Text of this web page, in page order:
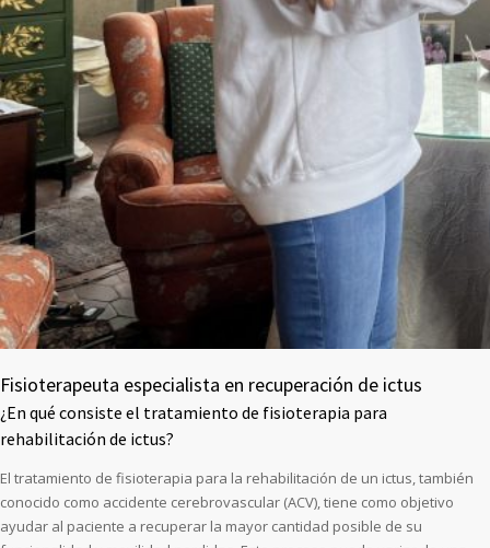
Fisioterapeuta especialista en recuperación de ictus
¿En qué consiste el tratamiento de fisioterapia para
rehabilitación de ictus?
El tratamiento de fisioterapia para la rehabilitación de un ictus, también
conocido como accidente cerebrovascular (ACV), tiene como objetivo
ayudar al paciente a recuperar la mayor cantidad posible de su